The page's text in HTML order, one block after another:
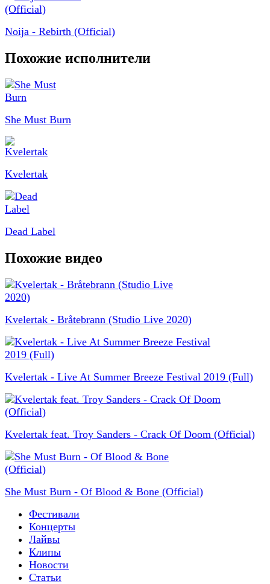
Noija - Rebirth (Official)
Похожие исполнители
She Must Burn
Kvelertak
Dead Label
Похожие видео
Kvelertak - Bråtebrann (Studio Live 2020)
Kvelertak - Live At Summer Breeze Festival 2019 (Full)
Kvelertak feat. Troy Sanders - Crack Of Doom (Official)
She Must Burn - Of Blood & Bone (Official)
Фестивали
Концерты
Лайвы
Клипы
Новости
Статьи